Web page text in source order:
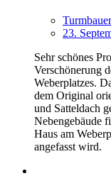
Turmbauer
23.
Sehr schönes
Verschönerung
Weberplatzes.
dem Original
und Satteldach
Nebengebäude
Haus am
angefasst wird.